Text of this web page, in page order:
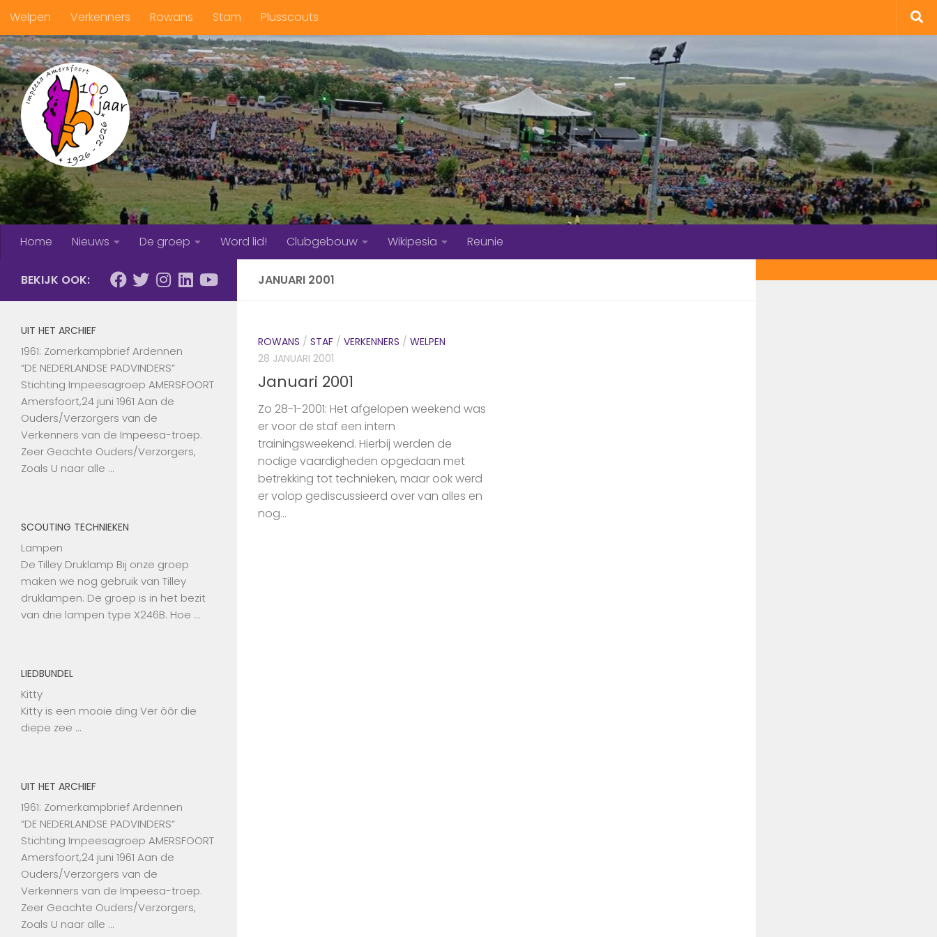
Doorgaan naar inhoud
Welpen Verkenners Rowans Stam Plusscouts
Home Nieuws De groep Word lid! Clubgebouw Wikipesia Reünie
JANUARI 2001
ROWANS / STAF / VERKENNERS / WELPEN
28 JANUARI 2001
Januari 2001
Zo 28-1-2001: Het afgelopen weekend was
er voor de staf een intern
trainingsweekend. Hierbij werden de
nodige vaardigheden opgedaan met
betrekking tot technieken, maar ook werd
er volop gediscussieerd over van alles en
nog...
BEKIJK OOK:
UIT HET ARCHIEF
1961: Zomerkampbrief Ardennen
“DE NEDERLANDSE PADVINDERS”
Stichting Impeesagroep AMERSFOORT
Amersfoort,24 juni 1961 Aan de
Ouders/Verzorgers van de
Verkenners van de Impeesa-troep.
Zeer Geachte Ouders/Verzorgers,
Zoals U naar alle …
SCOUTING TECHNIEKEN
Lampen
De Tilley Druklamp Bij onze groep
maken we nog gebruik van Tilley
druklampen. De groep is in het bezit
van drie lampen type X246B. Hoe …
LIEDBUNDEL
Kitty
Kitty is een mooie ding Ver ôôr die
diepe zee …
UIT HET ARCHIEF
1961: Zomerkampbrief Ardennen
“DE NEDERLANDSE PADVINDERS”
Stichting Impeesagroep AMERSFOORT
Amersfoort,24 juni 1961 Aan de
Ouders/Verzorgers van de
Verkenners van de Impeesa-troep.
Zeer Geachte Ouders/Verzorgers,
Zoals U naar alle …